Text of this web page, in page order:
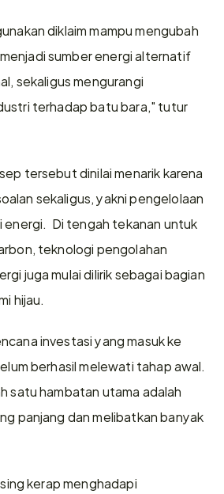
diklaim mampu mengubah
sumber energi alternatif
sekaligus mengurangi
terhadap batu bara," tutur
tersebut dinilai menarik karena
sekaligus, yakni pengelolaan
energi.  Di tengah tekanan untuk
teknologi pengolahan
juga mulai dilirik sebagai bagian
hijau.
investasi yang masuk ke
berhasil melewati tahap awal.
satu hambatan utama adalah
panjang dan melibatkan banyak
kerap menghadapi